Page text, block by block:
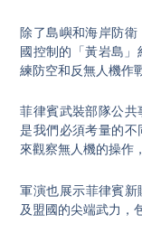
除了島嶼和海岸防
國控制的「黃岩島
練防空和反無人機作
菲律賓武裝部隊公
是我們必須考量的
來觀察無人機的操作
軍演也展示菲律賓新
及盟國的尖端武力，